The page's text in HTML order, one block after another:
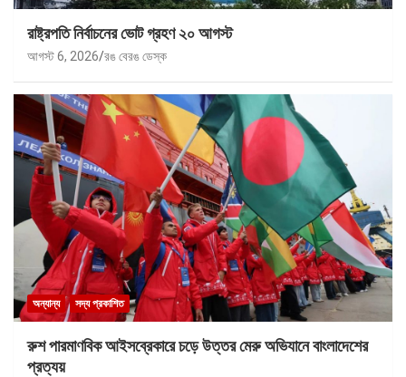
রাষ্ট্রপতি নির্বাচনের ভোট গ্রহণ ২০ আগস্ট
আগস্ট 6, 2026 রঙ বেরঙ ডেস্ক
অন্যান্য সদ্য প্রকাশিত
রুশ পারমাণবিক আইসব্রেকারে চড়ে উত্তর মেরু অভিযানে বাংলাদেশের
প্রত্যয়